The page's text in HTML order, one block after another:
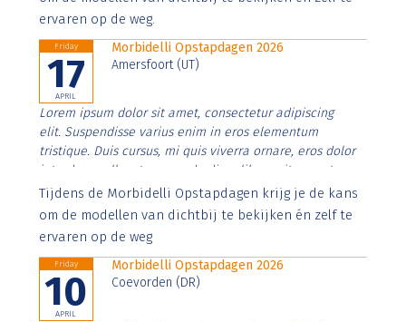
ervaren op de weg.
Friday
17
APRIL
Morbidelli Opstapdagen 2026
Amersfoort (UT)
Lorem ipsum dolor sit amet, consectetur adipiscing
elit. Suspendisse varius enim in eros elementum
tristique. Duis cursus, mi quis viverra ornare, eros dolor
interdum nulla, ut commodo diam libero vitae erat.
Aenean faucibus nibh et justo cursus id rutrum lorem
imperdiet. Nunc ut sem vitae risus tristique posuere.
Tijdens de Morbidelli Opstapdagen krijg je de kans
om de modellen van dichtbij te bekijken én zelf te
ervaren op de weg
Friday
10
APRIL
Morbidelli Opstapdagen 2026
Coevorden (DR)